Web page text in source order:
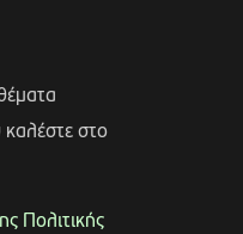
καλέστε στο
Πολιτικής